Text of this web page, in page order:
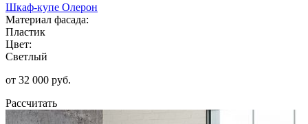
Шкаф-купе Олерон
Материал фасада:
Пластик
Цвет:
Светлый
от 32 000 руб.
Рассчитать